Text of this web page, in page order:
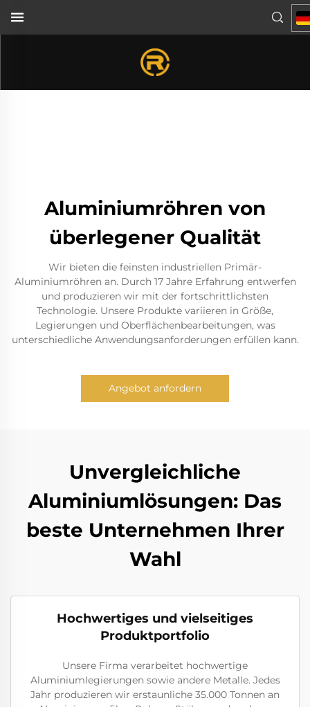
Aluminiumröhren von
überlegener Qualität
Wir bieten die feinsten industriellen Primär-
Aluminiumröhren an. Durch 17 Jahre Erfahrung entwerfen
und produzieren wir mit der fortschrittlichsten
Technologie. Unsere Produkte variieren in Größe,
Legierungen und Oberflächenbearbeitungen, was
unterschiedliche Anwendungsanforderungen erfüllen kann.
Angebot anfordern
Unvergleichliche
Aluminiumlösungen: Das
beste Unternehmen Ihrer
Wahl
Hochwertiges und vielseitiges
Produktportfolio
Unsere Firma verarbeitet hochwertige
Aluminiumlegierungen sowie andere Metalle. Jedes
Jahr produzieren wir erstaunliche 35.000 Tonnen an